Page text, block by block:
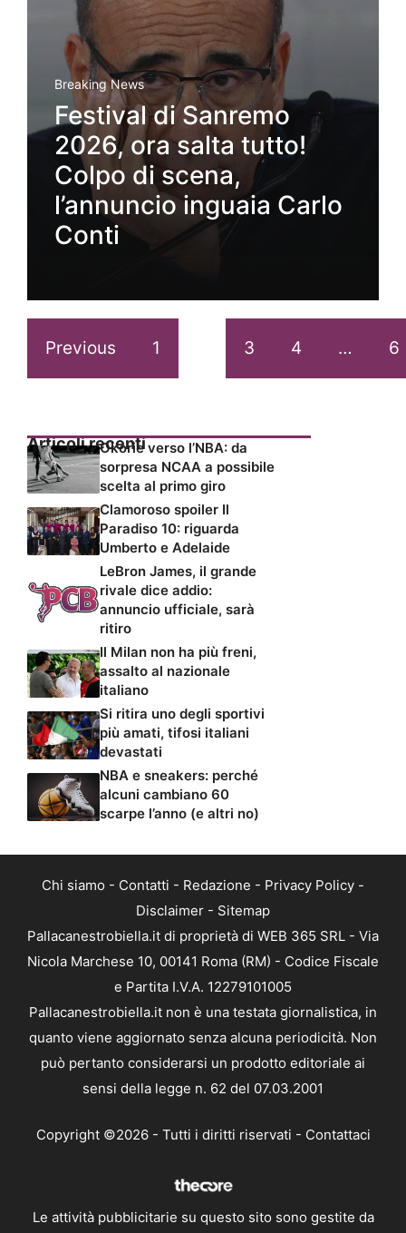
Breaking News
Festival di Sanremo
2026, ora salta tutto!
Colpo di scena,
l’annuncio inguaia Carlo
Conti
Previous 1 3 4 … 6
Articoli recentiOkorie verso l’NBA: da
sorpresa NCAA a possibile
scelta al primo giro
Clamoroso spoiler Il
Paradiso 10: riguarda
Umberto e Adelaide
LeBron James, il grande
rivale dice addio:
annuncio ufficiale, sarà
ritiro
Il Milan non ha più freni,
assalto al nazionale
italiano
Si ritira uno degli sportivi
più amati, tifosi italiani
devastati
NBA e sneakers: perché
alcuni cambiano 60
scarpe l’anno (e altri no)
Chi siamo - Contatti - Redazione - Privacy Policy -
Disclaimer - Sitemap
Pallacanestrobiella.it di proprietà di WEB 365 SRL - Via
Nicola Marchese 10, 00141 Roma (RM) - Codice Fiscale
e Partita I.V.A. 12279101005
Pallacanestrobiella.it non è una testata giornalistica, in
quanto viene aggiornato senza alcuna periodicità. Non
può pertanto considerarsi un prodotto editoriale ai
sensi della legge n. 62 del 07.03.2001
Copyright ©2026 - Tutti i diritti riservati - Contattaci
Le attività pubblicitarie su questo sito sono gestite da